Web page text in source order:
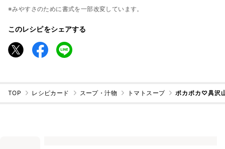
※みやすさのために書式を一部改変しています。
このレシピをシェアする
TOP レシピカード スープ・汁物 トマトスープ ポカポカ♡具沢